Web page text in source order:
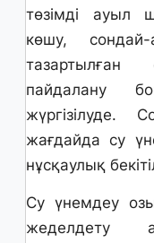
төзімді ауыл
көшу,
пайдалану
жүргізілуде.
жағдайда су
нұсқаулық
Су үнемдеу
жеделдету